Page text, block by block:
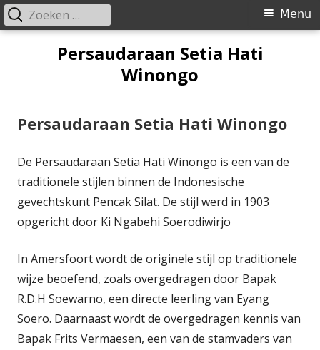
Persaudaraan Setia Hati
Winongo
Primair
Menu
Zoeken
naar:
Persaudaraan Setia Hati Winongo
De Persaudaraan Setia Hati Winongo is een van de
traditionele stijlen binnen de Indonesische
gevechtskunt Pencak Silat. De stijl werd in 1903
opgericht door Ki Ngabehi Soerodiwirjo
In Amersfoort wordt de originele stijl op traditionele
wijze beoefend, zoals overgedragen door Bapak
R.D.H Soewarno, een directe leerling van Eyang
Soero. Daarnaast wordt de overgedragen kennis van
Bapak Frits Vermaesen, een van de stamvaders van